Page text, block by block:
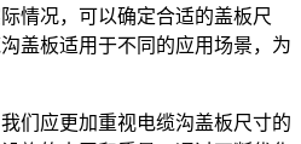
情况，可以确定合适的盖板尺
盖板适用于不同的应用场景，为
应更加重视电缆沟盖板尺寸的